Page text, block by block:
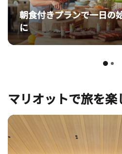
朝食付きプランで一日の
に
マリオットで旅を楽